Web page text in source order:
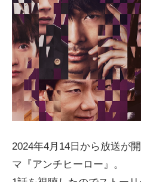
2024年4月14日から放送が
マ『アンチヒーロー』。